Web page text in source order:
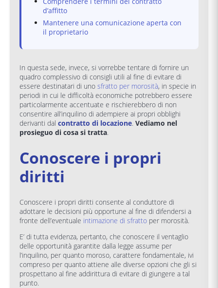
d’affitto
Mantenere una comunicazione aperta con
il proprietario
In questa sede, invece, si vorrebbe tentare di fornire un
quadro complessivo di consigli utili al fine di evitare di
essere destinatari di uno sfratto per morosità, in specie in
periodi in cui le difficoltà economiche potrebbero essere
particolarmente accentuate e rischierebbero di non
consentire all’inquilino di adempiere ai propri obblighi
derivanti dal contratto di locazione. Vediamo nel
prosieguo di cosa si tratta.
Conoscere i propri
diritti
Conoscere i propri diritti consente al conduttore di
adottare le decisioni più opportune al fine di difendersi a
fronte dell’eventuale intimazione di sfratto per morosità.
E’ di tutta evidenza, pertanto, che conoscere il ventaglio
delle opportunità garantite dalla legge assume per
l’inquilino, per quanto moroso, carattere fondamentale, ivi
compreso per quanto attiene alle diverse opzioni che gli si
prospettano al fine addirittura di evitare di giungere a tal
punto.